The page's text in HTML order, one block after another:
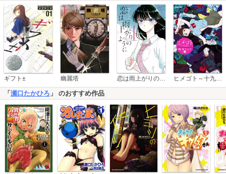
ギフト± 幽麗塔 恋は雨上がりのように ヒメゴト～十九歳の制服～
「 瀬口たかひろ 」 のおすすめ作品